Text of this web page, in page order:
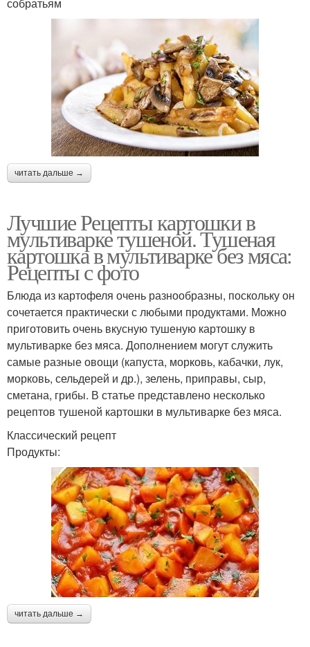
читать дальше →
Лучшие Рецепты картошки в
мультиварке тушеной. Тушеная
картошка в мультиварке без мяса:
Рецепты с фото
Блюда из картофеля очень разнообразны, поскольку он
сочетается практически с любыми продуктами. Можно
приготовить очень вкусную тушеную картошку в
мультиварке без мяса. Дополнением могут служить
самые разные овощи (капуста, морковь, кабачки, лук,
морковь, сельдерей и др.), зелень, приправы, сыр,
сметана, грибы. В статье представлено несколько
рецептов тушеной картошки в мультиварке без мяса.
Классический рецепт
Продукты:
читать дальше →